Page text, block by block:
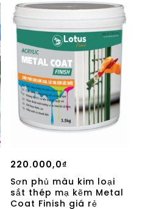
220.000,0₫
Sơn phủ màu kim loại
sắt thép mạ kẽm Metal
Coat Finish giá rẻ